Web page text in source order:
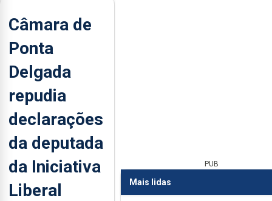
Câmara de
Ponta
Delgada
repudia
declarações
da deputada
da Iniciativa
Liberal
PUB
Mais lidas